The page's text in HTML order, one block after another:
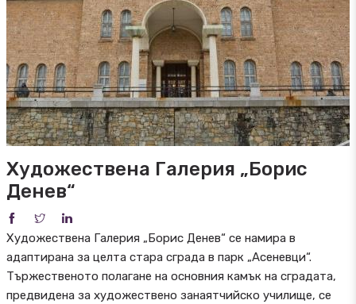
Художествена Галерия „Борис
Денев“
Художествена Галерия „Борис Денев“ се намира в
адаптирана за целта стара сграда в парк „Асеневци“.
Тържественото полагане на основния камък на сградата,
предвидена за художествено занаятчийско училище, се